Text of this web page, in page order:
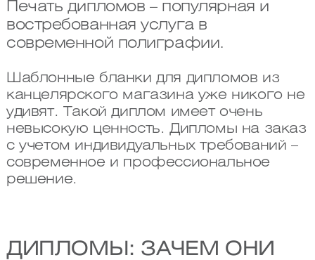
Печать дипломов – популярная и
востребованная услуга в
современной полиграфии.
Шаблонные бланки для дипломов из
канцелярского магазина уже никого не
удивят. Такой диплом имеет очень
невысокую ценность. Дипломы на заказ
с учетом индивидуальных требований –
современное и профессиональное
решение.
ДИПЛОМЫ: ЗАЧЕМ ОНИ